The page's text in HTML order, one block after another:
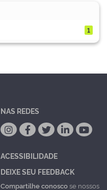
1
NAS REDES
ACESSIBILIDADE
DEIXE SEU FEEDBACK
Compartilhe conoscose nossos